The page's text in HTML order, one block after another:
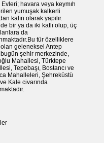
havara veya keymıh
yumuşak kalkerli
kalın olarak yapılır.
bir ya da iki katlı olup, üç
da
tür özelliklere
geleneksel Antep
şehir merkezinde,
Mahallesi, Türktepe
Tepebaşı, Bostancı ve
Mahalleleri, Şehreküstü
Kale civarında